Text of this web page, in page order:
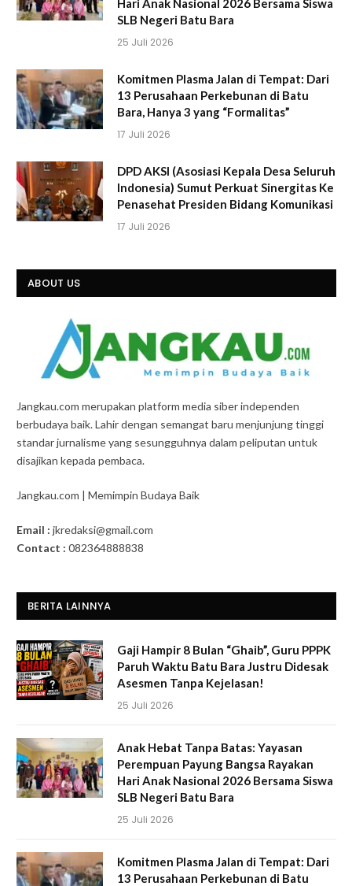
Hari Anak Nasional 2026 Bersama Siswa
SLB Negeri Batu Bara
25 Juli 2026
Komitmen Plasma Jalan di Tempat: Dari
13 Perusahaan Perkebunan di Batu
Bara, Hanya 3 yang “Formalitas”
17 Juli 2026
DPD AKSI (Asosiasi Kepala Desa Seluruh
Indonesia) Sumut Perkuat Sinergitas Ke
Penasehat Presiden Bidang Komunikasi
17 Juli 2026
ABOUT US
Jangkau.com merupakan platform media siber independen
berbudaya baik. Lahir dengan semangat baru menjunjung tinggi
standar jurnalisme yang sesungguhnya dalam peliputan untuk
disajikan kepada pembaca.
Jangkau.com | Memimpin Budaya Baik
Email : jkredaksi@gmail.com
Contact : 082364888838
BERITA LAINNYA
Gaji Hampir 8 Bulan “Ghaib”, Guru PPPK
Paruh Waktu Batu Bara Justru Didesak
Asesmen Tanpa Kejelasan!
25 Juli 2026
Anak Hebat Tanpa Batas: Yayasan
Perempuan Payung Bangsa Rayakan
Hari Anak Nasional 2026 Bersama Siswa
SLB Negeri Batu Bara
25 Juli 2026
Komitmen Plasma Jalan di Tempat: Dari
13 Perusahaan Perkebunan di Batu